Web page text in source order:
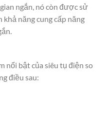
ngắn, nó còn được sử
năng cung cấp năng
nổi bật của siêu tụ điện so
điều sau: